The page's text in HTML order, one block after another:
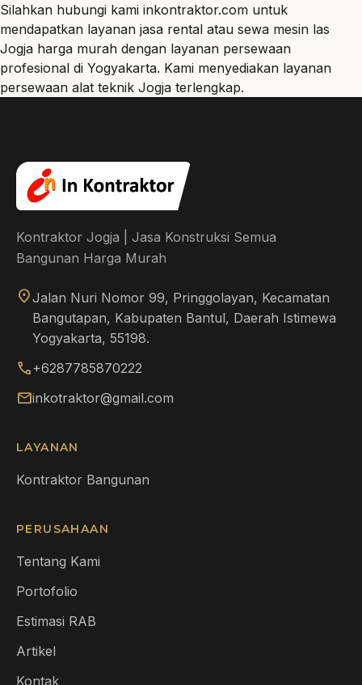
Silahkan hubungi kami inkontraktor.com untuk
mendapatkan layanan jasa rental atau sewa mesin las
Jogja harga murah dengan layanan persewaan
profesional di Yogyakarta. Kami menyediakan layanan
persewaan alat teknik Jogja terlengkap.
Kontraktor Jogja | Jasa Konstruksi Semua
Bangunan Harga Murah
location_onJalan Nuri Nomor 99, Pringgolayan, Kecamatan
Bangutapan, Kabupaten Bantul, Daerah Istimewa
Yogyakarta, 55198.
call+6287785870222
mailinkotraktor@gmail.com
LAYANAN
Kontraktor Bangunan
PERUSAHAAN
Tentang Kami
Portofolio
Estimasi RAB
Artikel
Kontak